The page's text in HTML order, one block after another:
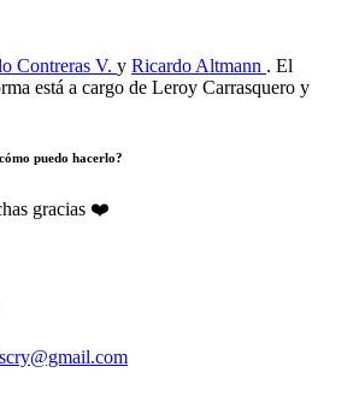
Contreras V. y Ricardo Altmann . El
está a cargo de Leroy Carrasquero y
puedo hacerlo?
gracias ❤️